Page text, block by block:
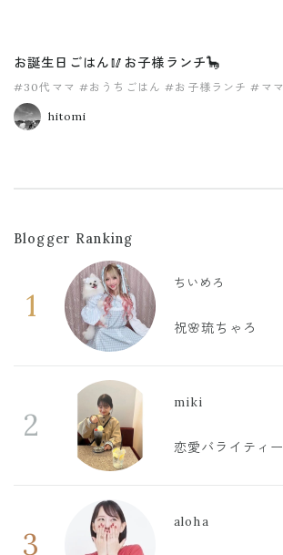
お誕生日ごはん🥢お子様ランチ🦕
#30代ママ #おうちごはん #お子様ランチ #ママ
#２才のお誕生日
hitomi
Blogger Ranking
1
ちいめろ
祝🌸琉ちゃろ
2
miki
恋愛バライティー
3
aloha